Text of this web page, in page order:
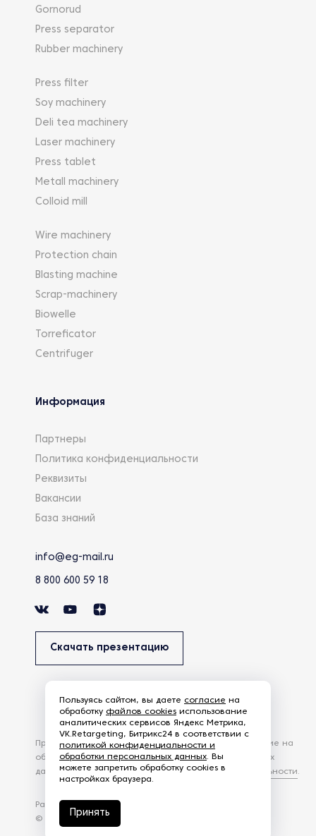
Gornorud
Press separator
Rubber machinery
Press filter
Soy machinery
Deli tea machinery
Laser machinery
Press tablet
Metall machinery
Colloid mill
Wire machinery
Protection chain
Blasting machine
Scrap-machinery
Biowelle
Torreficator
Centrifuger
Информация
Партнеры
Политика конфиденциальности
Реквизиты
Вакансии
База знаний
info@eg-mail.ru
8 800 600 59 18
Скачать презентацию
Разработка сайта —
© 2026 – Eurasia Group. Все права защищены
Продолжая использовать наш сайт, вы даете согласие на
обработку файлов Cookies и других пользовательских
данных, в соответствии сПолитикой конфиденциальности.
Пользуясь сайтом, вы даете согласие на
обработку файлов cookies использование
аналитических сервисов Яндекс Метрика,
VK.Retargeting, Битрикс24 в соответствии с
политикой конфиденциальности и
обработки персональных данных. Вы
можете запретить обработку cookies в
настройках браузера.
Принять